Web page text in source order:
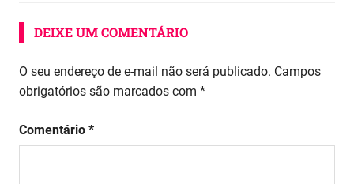
DEIXE UM COMENTÁRIO
O seu endereço de e-mail não será publicado. Campos
obrigatórios são marcados com *
Comentário *